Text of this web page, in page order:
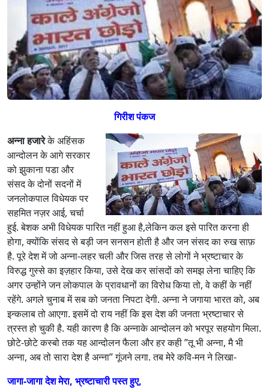
ण
क
र
ते
है
भा
र
त
पों
से
क्त
क
रें
गे
अ
ब
गिरीश पंकज
अन्ना हजारेके अहिंसक
आन्दोलन के आगे सरकार
को झुकाना पडा और
संसद के दोनों सदनों में
जनलोकपाल विधेयक पर
सहमित नज़र आई, चर्चा
हुई. बेशक अभी विधेयक पारित नहीं हुआ है,लेकिन कल इसे पारित करना ही
होगा, क्योंकि संसद से बड़ी जन सनसन होती है और जन संसद का रुख साफ़
है. पूरे देश में जो अन्ना-लहर चली और जिस तरह से लोगों ने भ्रष्टाचार के
विरुद्ध गुस्से का इज़हार किया, उसे देख कर सांसदों को समझ लेना चाहिए कि
अगर उन्होंने जन लोकपाल के प्रावधानों का विरोध किया तो, वे कहीं के नहीं
रहेंगे. अगले चुनाब में सब को जनता निपटा देगी. अन्ना ने जगाया भारत को, अब
इन्कलाब तो आएगा. इसमें दो राय नहीं कि इस देश की जनता भ्रष्टाचार से
त्रस्त हो चुकी है. यही कारण है कि अन्नाके आन्दोलन को भरपूर सहयोग मिला.
छोटे-छोटे कस्बो तक यह आन्दोलन फैला और हर कही ”तू भी अन्ना, मै भी
अन्ना, अब तो सारा देश है अन्ना” गूंजने लगा. तब मेरे कवि-मन ने लिखा-
जागा-जागा देश मेरा, भ्रष्टाचारी पस्त हुए,